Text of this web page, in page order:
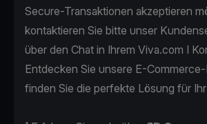
Secure-Transaktionen akzeptieren
kontaktieren Sie bitte unser
über den Chat in Ihrem Viva.com I
Entdecken Sie unsere E-
finden Sie die perfekte Lösung für